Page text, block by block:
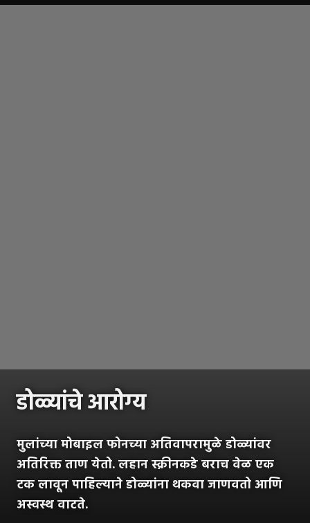
डोळ्यांचे आरोग्य
मुलांच्या मोबाइल फोनच्या अतिवापरामुळे डोळ्यांवर
अतिरिक्त ताण येतो. लहान स्क्रीनकडे बराच वेळ एक
टक लावून पाहिल्याने डोळ्यांना थकवा जाणवतो आणि
अस्वस्थ वाटते.